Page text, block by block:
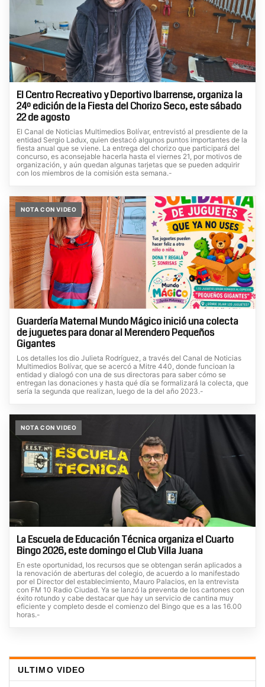
El Centro Recreativo y Deportivo Ibarrense, organiza la
24º edición de la Fiesta del Chorizo Seco, este sábado
22 de agosto
El Canal de Noticias Multimedios Bolívar, entrevistó al presdiente de la
entidad Sergio Ladux, quien destacó algunos puntos importantes de la
fiesta anual que se viene. La entrega del chorizo que participará del
concurso, es aconsejable hacerla hasta el viernes 21, por motivos de
organización, y aún quedan algunas tarjetas que se pueden adquirir
con los miembros de la comisión esta semana.-
NOTA CON VIDEO
Guardería Maternal Mundo Mágico inició una colecta
de juguetes para donar al Merendero Pequeños
Gigantes
Los detalles los dio Julieta Rodríguez, a través del Canal de Noticias
Multimedios Bolívar, que se acercó a Mitre 440, donde funcioan la
entidad y dialogó con una de sus directoras para saber cómo se
entregan las donaciones y hasta qué día se formalizará la colecta, que
sería la segunda que realizan, luego de la del año 2023.-
NOTA CON VIDEO
La Escuela de Educación Técnica organiza el Cuarto
Bingo 2026, este domingo el Club Villa Juana
En este oportunidad, los recursos que se obtengan serán aplicados a
la renovación de aberturas del colegio, de acuerdo a lo manifestado
por el Director del establecimiento, Mauro Palacios, en la entrevista
con FM 10 Radio Ciudad. Ya se lanzó la preventa de los cartones con
éxito rotundo y cabe destacar que hay un servicio de cantina muy
eficiente y completo desde el comienzo del Bingo que es a las 16.00
horas.-
ULTIMO VIDEO